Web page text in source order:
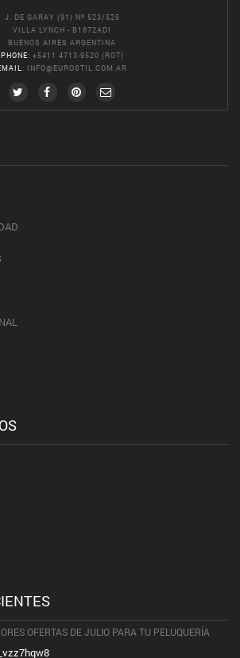
J. DE GARAY (91) Nº 523/525
VILLA LYNCH - B1672ADI
BUENOS AIRES ARGENTINA
PHONE: +5411 4713-9520 (ROT)
: INFO@EUROSTIL.COM.AR
OFERTAS DE JULIO PARA TU PELUQUERÍA